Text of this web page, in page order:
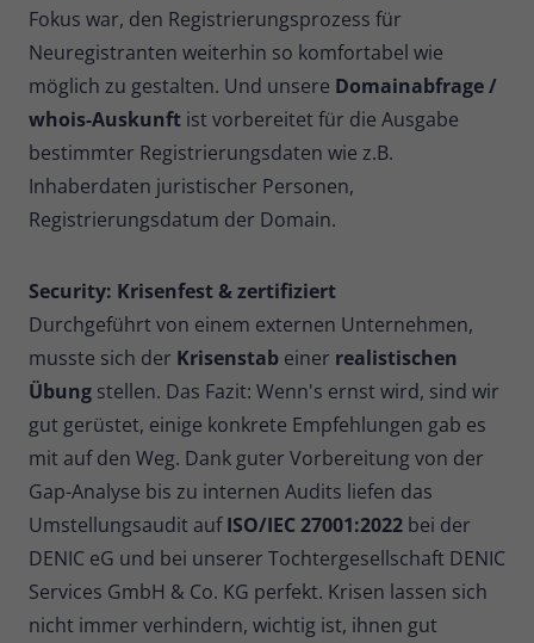
Fokus war, den Registrierungsprozess für
Neuregistranten weiterhin so komfortabel wie
möglich zu gestalten. Und unsere Domainabfrage /
whois-Auskunft ist vorbereitet für die Ausgabe
bestimmter Registrierungsdaten wie z.B.
Inhaberdaten juristischer Personen,
Registrierungsdatum der Domain.
Security: Krisenfest & zertifiziert
Durchgeführt von einem externen Unternehmen,
musste sich der Krisenstab einer realistischen
Übung stellen. Das Fazit: Wenn's ernst wird, sind wir
gut gerüstet, einige konkrete Empfehlungen gab es
mit auf den Weg. Dank guter Vorbereitung von der
Gap-Analyse bis zu internen Audits liefen das
Umstellungsaudit aufISO/IEC 27001:2022 bei der
DENIC eG und bei unserer Tochtergesellschaft DENIC
Services GmbH & Co. KG perfekt. Krisen lassen sich
nicht immer verhindern, wichtig ist, ihnen gut
Zweck
Kurzlebige Cookies, die zur
vorübergehenden Speicherung von
Daten für den Besuch verwendet
werden.